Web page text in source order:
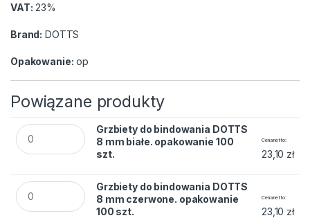
VAT: 23%
Brand: DOTTS
Opakowanie: op
Powiązane produkty
Grzbiety do bindowania DOTTS 8 mm białe. opakowanie
Grzbiety do bindowania DOTTS
8 mm białe. opakowanie 100
szt.
Cena netto
23,10 zł
Grzbiety do bindowania DOTTS 8 mm czerwone.
Grzbiety do bindowania DOTTS
8 mm czerwone. opakowanie
100 szt.
Cena netto
23,10 zł